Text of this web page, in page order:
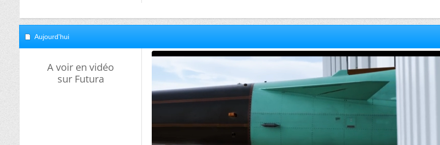
Aujourd'hui
A voir en vidéo
sur Futura